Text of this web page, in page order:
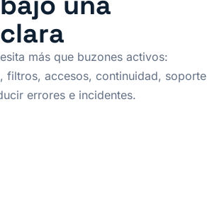
más que buzones activos:
filtros, accesos, continuidad, soporte
errores e incidentes.